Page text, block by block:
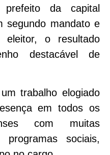
da capital
segundo mandato e
o resultado
destacável de
trabalho elogiado
em todos os
com muitas
sociais,